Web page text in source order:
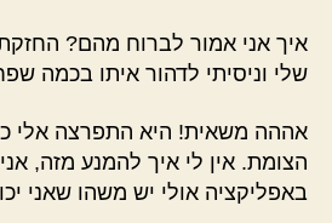
איך אני אמור לברוח מהם?
שלי וניסיתי לדהור איתו בכמה
אההה משאית! היא התפרצה אלי
הצומת. אין לי איך להמנע מזה,
באפליקציה אולי יש משהו שאני